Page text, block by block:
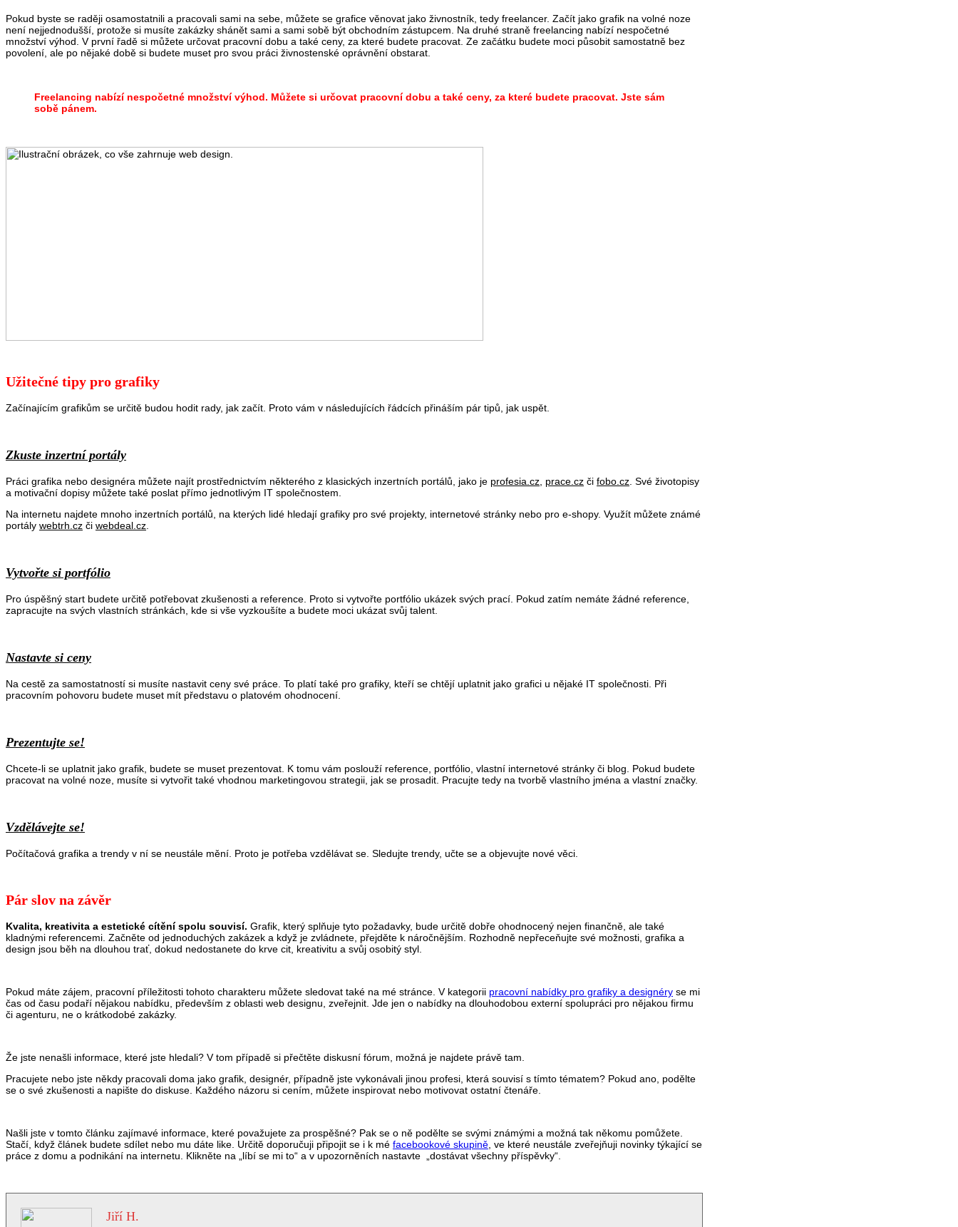
Pokud byste se raději osamostatnili a pracovali sami na sebe, můžete se grafice věnovat jako živnostník, tedy freelancer. Začít jako grafik na volné noze
není nejjednodušší, protože si musíte zakázky shánět sami a sami sobě být obchodním zástupcem. Na druhé straně freelancing nabízí nespočetné
množství výhod. V první řadě si můžete určovat pracovní dobu a také ceny, za které budete pracovat. Ze začátku budete moci působit samostatně bez
povolení, ale po nějaké době si budete muset pro svou práci živnostenské oprávnění obstarat.
Freelancing nabízí nespočetné množství výhod. Můžete si určovat pracovní dobu a také ceny, za které budete pracovat. Jste sám
sobě pánem.
Užitečné tipy pro grafiky
Začínajícím grafikům se určitě budou hodit rady, jak začít. Proto vám v následujících řádcích přináším pár tipů, jak uspět.
Zkuste inzertní portály
Práci grafika nebo designéra můžete najít prostřednictvím některého z klasických inzertních portálů, jako je profesia.cz prace.cz či fobo.cz . Své životopisy
a motivační dopisy můžete také poslat přímo jednotlivým IT společnostem.
Na internetu najdete mnoho inzertních portálů, na kterých lidé hledají grafiky pro své projekty, internetové stránky nebo pro e-shopy. Využít můžete známé
portály webtrh.cz či webdeal.cz
Vytvořte si portfólio
Pro úspěšný start budete určitě potřebovat zkušenosti a reference. Proto si vytvořte portfólio ukázek svých prací. Pokud zatím nemáte žádné reference,
zapracujte na svých vlastních stránkách, kde si vše vyzkoušíte a budete moci ukázat svůj talent.
Nastavte si ceny
Na cestě za samostatností si musíte nastavit ceny své práce. To platí také pro grafiky, kteří se chtějí uplatnit jako grafici u nějaké IT společnosti. Při
pracovním pohovoru budete muset mít představu o platovém ohodnocení.
Prezentujte se!
Chcete-li se uplatnit jako grafik, budete se muset prezentovat. K tomu vám poslouží reference, portfólio, vlastní internetové stránky či blog. Pokud budete
pracovat na volné noze, musíte si vytvořit také vhodnou marketingovou strategii, jak se prosadit. Pracujte tedy na tvorbě vlastního jména a vlastní značky.
Vzdělávejte se!
Počítačová grafika a trendy v ní se neustále mění. Proto je potřeba vzdělávat se. Sledujte trendy, učte se a objevujte nové věci.
Pár slov na závěr
Kvalita, kreativita a estetické cítění spolu souvisí. Grafik, který splňuje tyto požadavky, bude určitě dobře ohodnocený nejen finančně, ale také
kladnými referencemi. Začněte od jednoduchých zakázek a když je zvládnete, přejděte k náročnějším. Rozhodně nepřeceňujte své možnosti, grafika a
design jsou běh na dlouhou trať, dokud nedostanete do krve cit, kreativitu a svůj osobitý styl.
Pokud máte zájem, pracovní příležitosti tohoto charakteru můžete sledovat také na mé stránce. V kategorii pracovní nabídky pro grafiky a designéry se mi
čas od času podaří nějakou nabídku, především z oblasti web designu, zveřejnit. Jde jen o nabídky na dlouhodobou externí spolupráci pro nějakou firmu
či agenturu, ne o krátkodobé zakázky.
Že jste nenašli informace, které jste hledali? V tom případě si přečtěte diskusní fórum, možná je najdete právě tam.
Pracujete nebo jste někdy pracovali doma jako grafik, designér, případně jste vykonávali jinou profesi, která souvisí s tímto tématem? Pokud ano, podělte
se o své zkušenosti a napište do diskuse. Každého názoru si cením, můžete inspirovat nebo motivovat ostatní čtenáře.
Našli jste v tomto článku zajímavé informace, které považujete za prospěšné? Pak se o ně podělte se svými známými a možná tak někomu pomůžete.
Stačí, když článek budete sdílet nebo mu dáte like. Určitě doporučuji připojit se i k mé facebookové skupině ve které neustále zveřejňuji novinky týkající se
práce z domu a podnikání na internetu. Klikněte na „líbí se mi to“ a v upozorněních nastavte „dostávat všechny příspěvky“.
Jiří H.